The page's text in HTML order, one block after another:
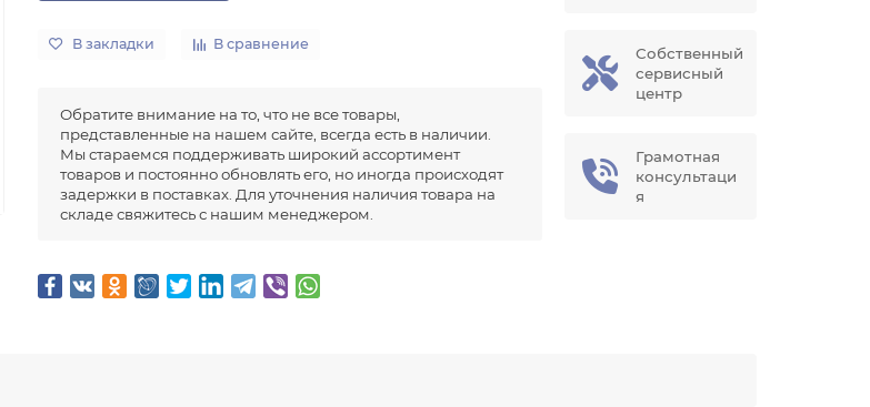
В закладки В сравнение
Обратите внимание на то, что не все товары,
представленные на нашем сайте, всегда есть в наличии.
Мы стараемся поддерживать широкий ассортимент
товаров и постоянно обновлять его, но иногда происходят
задержки в поставках. Для уточнения наличия товара на
складе свяжитесь с нашим менеджером.
Собственный
сервисный
центр
Грамотная
консультаци
я